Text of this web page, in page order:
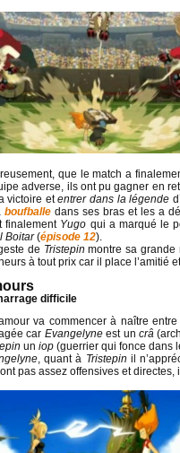
que le match a
adverse, ils ont pu gagner en
victoire etentrer dans la légende
boufballe dans ses bras et les a
finalement Yugo qui a marqué le
Boitar(épisode 12).
de Tristepinmontre sa grande
à tout prix car il place l’amitié
difficile
va commencer à naître entre
car Evangelyneest uncrâ
uniop(guerrier qui fonce dans
, quant à Tristepin il
pas assez offensives et